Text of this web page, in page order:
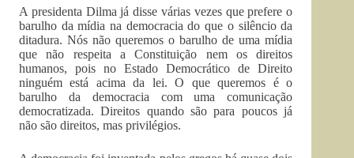
A presidenta Dilma já disse várias vezes que prefere o
barulho da mídia na democracia do que o silêncio da
ditadura. Nós não queremos o barulho de uma mídia
que não respeita a Constituição nem os direitos
humanos, pois no Estado Democrático de Direito
ninguém está acima da lei. O que queremos é o
barulho da democracia com uma comunicação
democratizada. Direitos quando são para poucos já
não são direitos, mas privilégios.